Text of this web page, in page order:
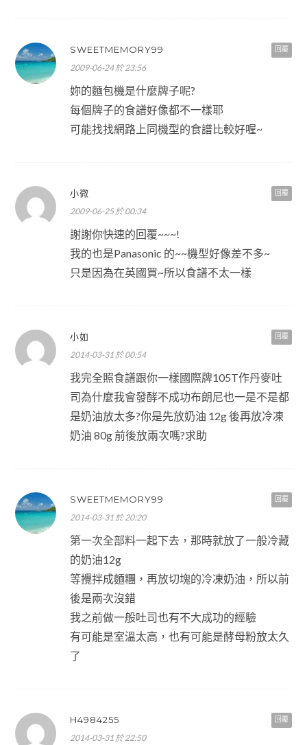
回覆
SWEETMEMORY99
2009-06-24 於 23:56
妳的麵包機是什麼牌子呢?
每個牌子的食譜好像都不一樣耶
可能找找網路上同機型的食譜比較好喔~
回覆
小微
2009-06-25 於 00:34
謝謝你快速的回覆~~~!
我的也是Panasonic 的~~機型好像差不多~
只是因為在英國買~所以食譜不太一樣
回覆
小如
2014-03-31 於 00:54
我完全照食譜跟你一樣國際牌105T作丹麥吐
司為什麼我會發酵不成功布朗尼也一是不是都
是奶油放太多?你是先放奶油 12g 後再放冷凍
奶油 80g 前後放兩次嗎?求助
回覆
SWEETMEMORY99
2014-03-31 於 20:20
第一次全部料一起下去，那時就放了一般冷藏
的奶油12g
等攪拌成麵糰，再放切塊的冷凍奶油，所以前
後是兩次沒錯
我之前做一般吐司也有不大成功的經驗
有可能是室溫太高，也有可能是酵母粉放太久
了
回覆
H4984255
2014-03-31 於 22:50